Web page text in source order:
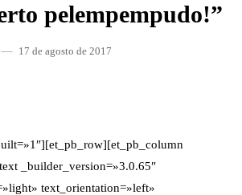
pelempempudo!”
17 de agosto de 2017
_builder_version=»3.0.65″
text_orientation=»left»